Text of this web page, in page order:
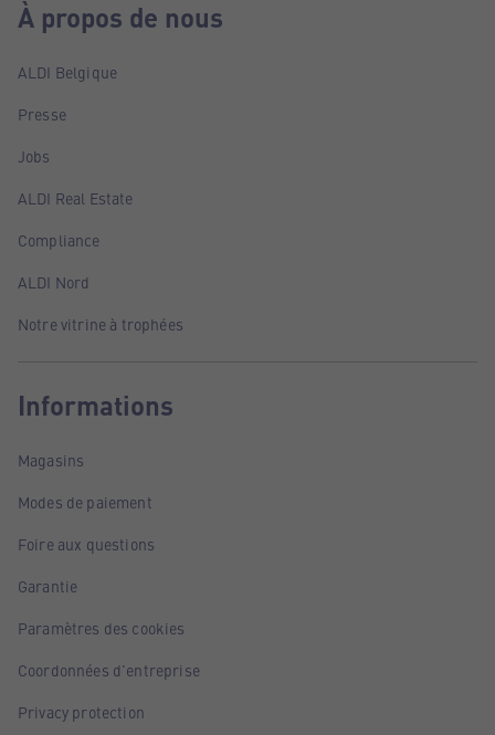
À propos de nous
ALDI Belgique
Presse
Jobs
ALDI Real Estate
Compliance
ALDI Nord
Notre vitrine à trophées
Informations
Magasins
Modes de paiement
Foire aux questions
Garantie
Paramètres des cookies
Coordonnées d'entreprise
Privacy protection